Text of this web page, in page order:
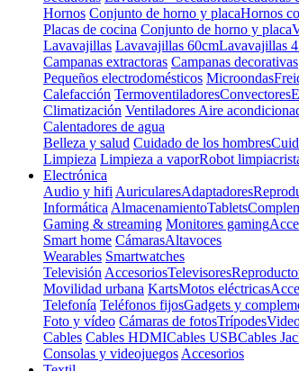
Hornos Conjunto de horno y placaHornos
Placas de cocina Conjunto de horno y placa
Lavavajillas Lavavajillas 60cmLavavajillas
Campanas extractoras Campanas decorativas
Pequeños electrodomésticos Microondas
Calefacción TermoventiladoresConvectores
Climatización Ventiladores Aire
Calentadores de agua
Belleza y salud Cuidado de los hombres
Limpieza Limpieza a vaporRobot
Electrónica
Audio y hifi AuricularesAdaptadores
Informática AlmacenamientoTablets
Gaming & streaming Monitores gaming
Smart home CámarasAltavoces
Wearables Smartwatches
Televisión AccesoriosTelevisores
Movilidad urbana KartsMotos eléctricas
Telefonía Teléfonos fijosGadgets y
Foto y vídeo Cámaras de fotosTrípodes
Cables Cables HDMICables USBCables
Consolas y videojuegos Accesorios